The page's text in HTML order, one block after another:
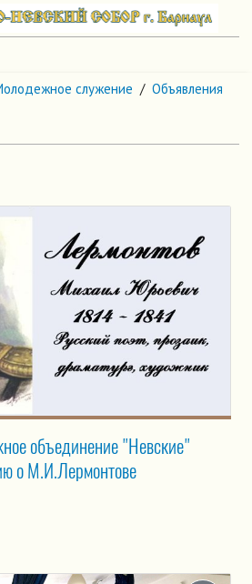
служение / Объявления
объединение "Невские"
о М.И.Лермонтове